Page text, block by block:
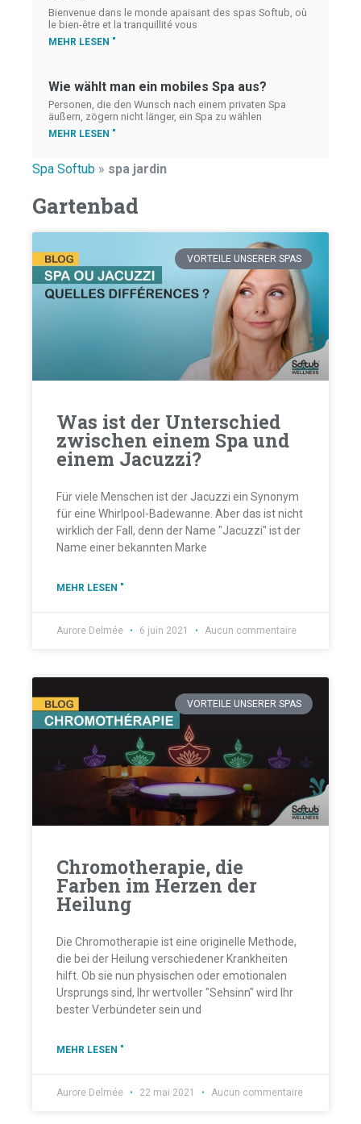
Bienvenue dans le monde apaisant des spas Softub, où
le bien-être et la tranquillité vous
MEHR LESEN "
Wie wählt man ein mobiles Spa aus?
Personen, die den Wunsch nach einem privaten Spa
äußern, zögern nicht länger, ein Spa zu wählen
MEHR LESEN "
Spa Softub » spa jardin
Gartenbad
VORTEILE UNSERER SPAS
Was ist der Unterschied
zwischen einem Spa und
einem Jacuzzi?
Für viele Menschen ist der Jacuzzi ein Synonym
für eine Whirlpool-Badewanne. Aber das ist nicht
wirklich der Fall, denn der Name "Jacuzzi" ist der
Name einer bekannten Marke
MEHR LESEN "
Aurore Delmée 6 juin 2021 Aucun commentaire
VORTEILE UNSERER SPAS
Chromotherapie, die
Farben im Herzen der
Heilung
Die Chromotherapie ist eine originelle Methode,
die bei der Heilung verschiedener Krankheiten
hilft. Ob sie nun physischen oder emotionalen
Ursprungs sind, Ihr wertvoller "Sehsinn" wird Ihr
bester Verbündeter sein und
MEHR LESEN "
Aurore Delmée 22 mai 2021 Aucun commentaire